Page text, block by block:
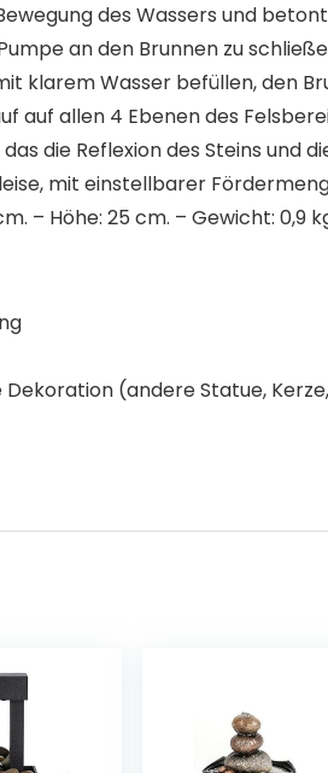
des Wassers und
an den Brunnen zu
klarem Wasser befüllen, den
auf allen 4 Ebenen des
die Reflexion des Steins und
mit einstellbarer
– Höhe: 25 cm. – Gewicht: 0,9
(andere Statue,